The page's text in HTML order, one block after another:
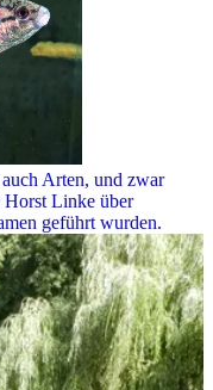
Arten, und zwar
Horst Linke über
geführt wurden.